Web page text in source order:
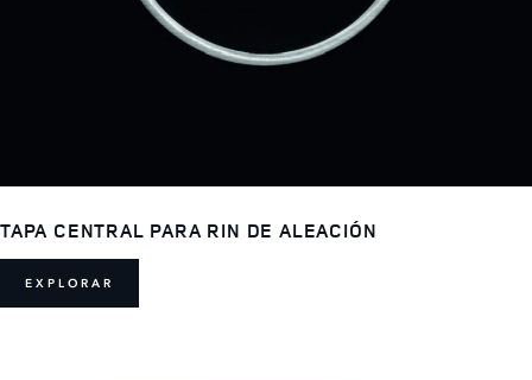
TAPA CENTRAL PARA RIN DE ALEACIÓN
EXPLORAR